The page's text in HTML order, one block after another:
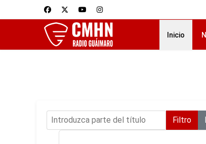
Inicio
Introduzca parte del título Filtro